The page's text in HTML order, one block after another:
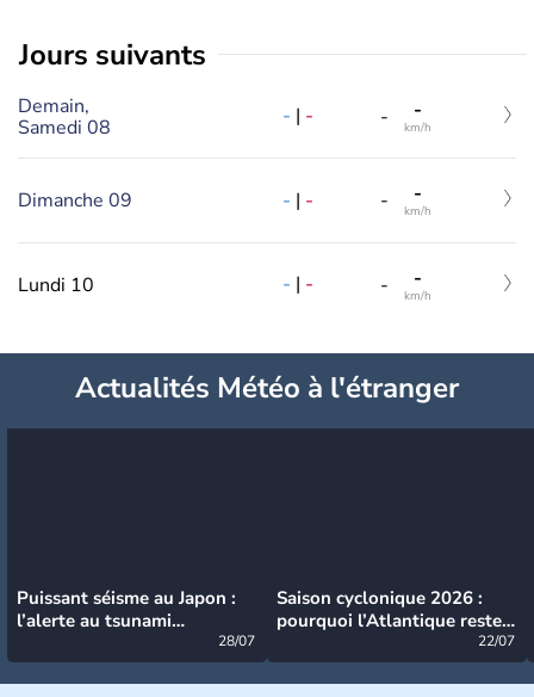
jours suivants
Demain,
Samedi 08
- | - - -
km/h
Dimanche 09 - | - - -
km/h
Lundi 10 - | - - -
km/h
Actualités Météo à l'étranger
Puissant séisme au Japon :
l’alerte au tsunami
28/07
Saison cyclonique 2026 :
pourquoi l’Atlantique reste
22/07